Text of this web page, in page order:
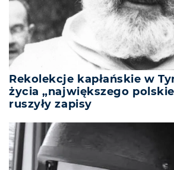
Rekolekcje kapłańskie w
życia „największego
ruszyły zapisy